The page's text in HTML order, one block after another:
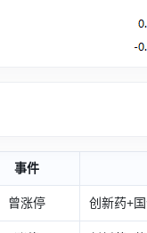
事件
曾涨停 创新药+